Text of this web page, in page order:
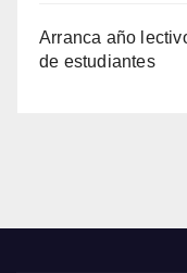
Arranca año
de estudiantes